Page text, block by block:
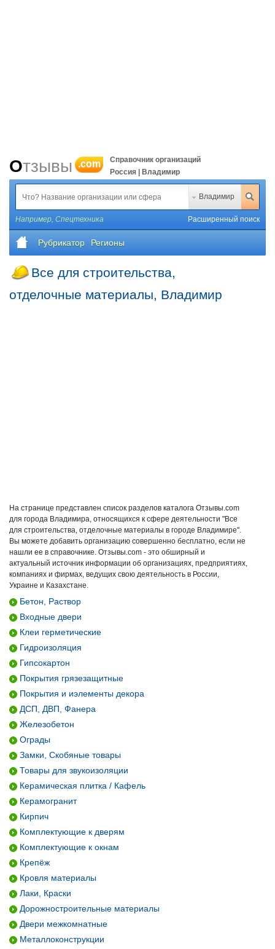
Отзывы .com
Справочник организаций
Россия | Владимир
Владимир
Например, Спецтехника Расширенный поиск
Рубрикатор Регионы
Все для строительства,
отделочные материалы, Владимир
На странице представлен список разделов каталога Отзывы.com
для города Владимира, относящихся к сфере деятельности "Все
для строительства, отделочные материалы в городе Владимире".
Вы можете добавить организацию совершенно бесплатно, если не
нашли ее в справочнике. Отзывы.com - это обширный и
актуальный источник информации об организациях, предприятиях,
компаниях и фирмах, ведущих свою деятельность в России,
Украине и Казахстане.
Бетон, Раствор
Входные двери
Клеи герметические
Гидроизоляция
Гипсокартон
Покрытия грязезащитные
Покрытия и иэлементы декора
ДСП, ДВП, Фанера
Железобетон
Ограды
Замки, Скобяные товары
Товары для звукоизоляции
Керамическая плитка / Кафель
Керамогранит
Кирпич
Комплектующие к дверям
Комплектующие к окнам
Крепёж
Кровля материалы
Лаки, Краски
Дорожностроительные материалы
Двери межкомнатные
Металлоконструкции